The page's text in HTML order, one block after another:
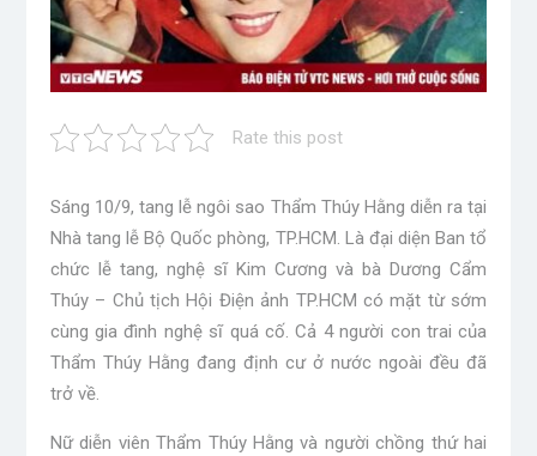
Rate this post
Sáng 10/9, tang lễ ngôi sao Thẩm Thúy Hằng diễn ra tại
Nhà tang lễ Bộ Quốc phòng, TP.HCM. Là đại diện Ban tổ
chức lễ tang, nghệ sĩ Kim Cương và bà Dương Cẩm
Thúy – Chủ tịch Hội Điện ảnh TP.HCM có mặt từ sớm
cùng gia đình nghệ sĩ quá cố. Cả 4 người con trai của
Thẩm Thúy Hằng đang định cư ở nước ngoài đều đã
trở về.
Nữ diễn viên Thẩm Thúy Hằng và người chồng thứ hai